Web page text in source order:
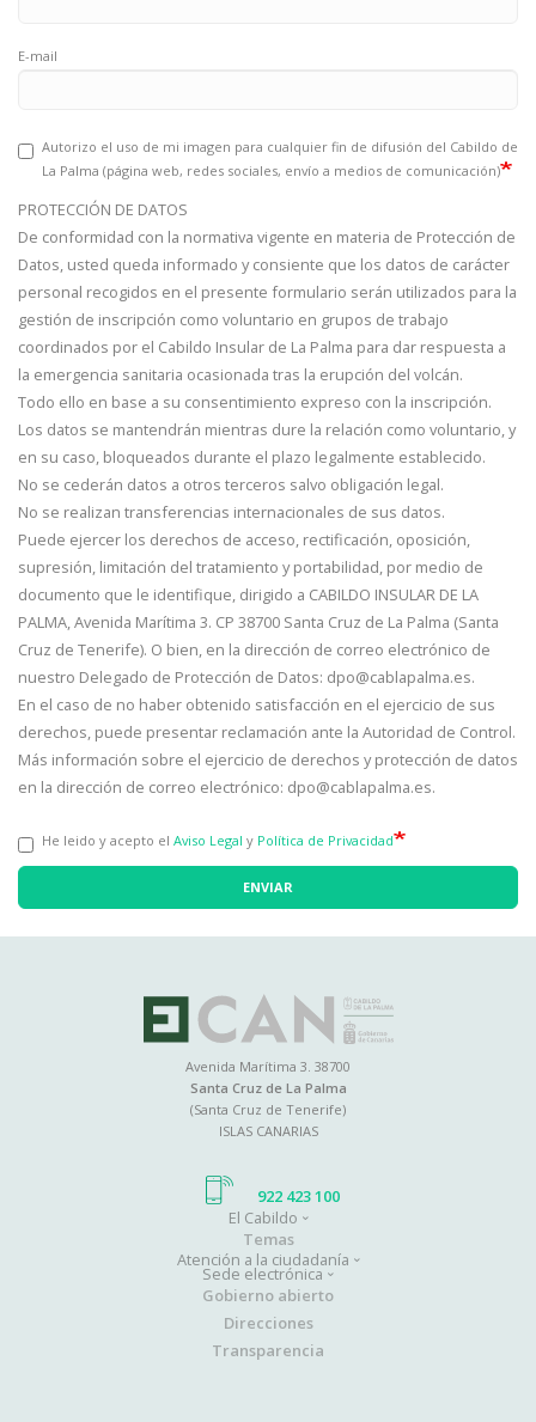
E-mail
Autorizo el uso de mi imagen para cualquier fin de difusión del Cabildo de
La Palma (página web, redes sociales, envío a medios de comunicación)
PROTECCIÓN DE DATOS
De conformidad con la normativa vigente en materia de Protección de
Datos, usted queda informado y consiente que los datos de carácter
personal recogidos en el presente formulario serán utilizados para la
gestión de inscripción como voluntario en grupos de trabajo
coordinados por el Cabildo Insular de La Palma para dar respuesta a
la emergencia sanitaria ocasionada tras la erupción del volcán.
Todo ello en base a su consentimiento expreso con la inscripción.
Los datos se mantendrán mientras dure la relación como voluntario, y
en su caso, bloqueados durante el plazo legalmente establecido.
No se cederán datos a otros terceros salvo obligación legal.
No se realizan transferencias internacionales de sus datos.
Puede ejercer los derechos de acceso, rectificación, oposición,
supresión, limitación del tratamiento y portabilidad, por medio de
documento que le identifique, dirigido a CABILDO INSULAR DE LA
PALMA, Avenida Marítima 3. CP 38700 Santa Cruz de La Palma (Santa
Cruz de Tenerife). O bien, en la dirección de correo electrónico de
nuestro Delegado de Protección de Datos: dpo@cablapalma.es.
En el caso de no haber obtenido satisfacción en el ejercicio de sus
derechos, puede presentar reclamación ante la Autoridad de Control.
Más información sobre el ejercicio de derechos y protección de datos
en la dirección de correo electrónico: dpo@cablapalma.es.
He leido y acepto el Aviso Legal y Política de Privacidad
ENVIAR
Avenida Marítima 3. 38700
Santa Cruz de La Palma
(Santa Cruz de Tenerife)
ISLAS CANARIAS
922 423 100
El Cabildo
Temas
Atención a la ciudadanía
Sede electrónica
Gobierno abierto
Direcciones
Transparencia